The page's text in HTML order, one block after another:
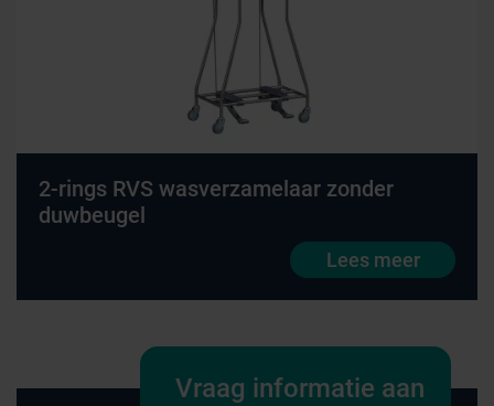
2-rings RVS wasverzamelaar zonder
duwbeugel
Lees meer
Vraag informatie aan